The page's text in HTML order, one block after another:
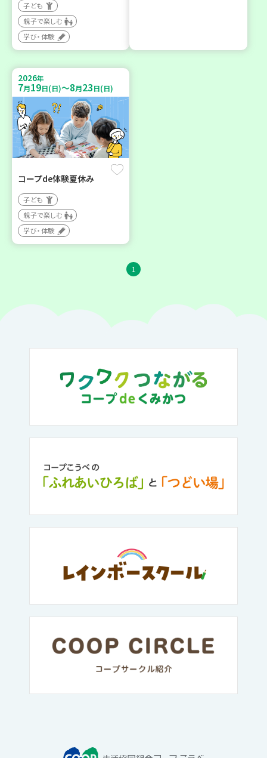
子ども
親子で楽しむ
学び・体験
2026年
7月19日(日)～8月23日(日)
コープde体験夏休み
子ども
親子で楽しむ
学び・体験
1